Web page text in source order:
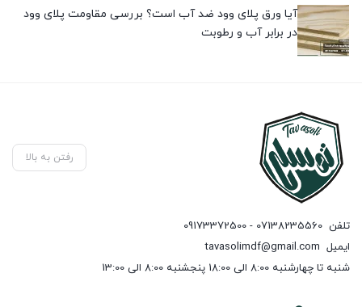
آیا ورق پلای وود ضد آب است؟ بررسی مقاومت پلای وود
در برابر آب و رطوبت
رفتن به بالا
تلفن 07138235560 - 09173372500
ایمیل tavasolimdf@gmail.com
شنبه تا چهارشنبه 8:00 الی 18:00 پنجشنبه 8:00 الی 13:00